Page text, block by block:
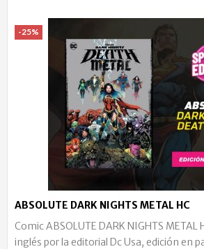
-25%
ABSOLUTE DARK NIGHTS METAL HC
Comic ABSOLUTE DARK NIGHTS METAL
inglés por la editorial Dc Usa, edición en